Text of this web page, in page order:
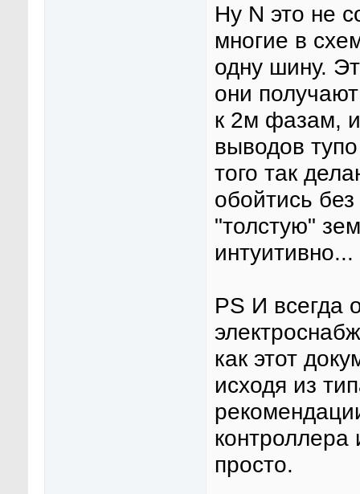
Ну N это не
многие в
одну шину.
они
к 2м фазам,
выводов
того так
обойтись
"толстую"
интуитивно...
PS И всегда
как этот
исходя из
контроллера
просто.